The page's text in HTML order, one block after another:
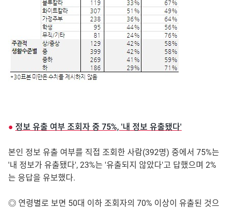
● 정보 유출 여부 조회자 중 75%, '내 정보 유출됐다'
본인 정보 유출 여부를 직접 조회한 사람(392명) 중에서 75%는
'내 정보가 유출됐다', 23%는 '유출되지 않았다'고 답했으며 2%
는 응답을 유보했다.
◎ 연령별로 보면 50대 이하 조회자의 70% 이상이 유출된 것으